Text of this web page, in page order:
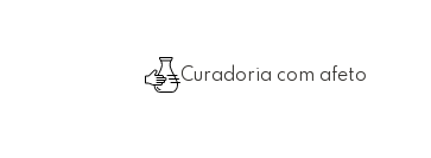
Curadoria com afeto